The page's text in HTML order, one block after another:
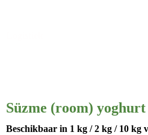
Süzme (room)
Beschikbaar in 1 kg / 2 kg / 10 kg